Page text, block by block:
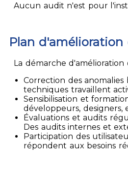
Aucun audit n'est pour
Plan
La démarche
Correction des
techniques travaillent
Sensibilisation et
développeurs, designers,
Évaluations et audits
Des audits internes et
Participation des
répondent aux besoins